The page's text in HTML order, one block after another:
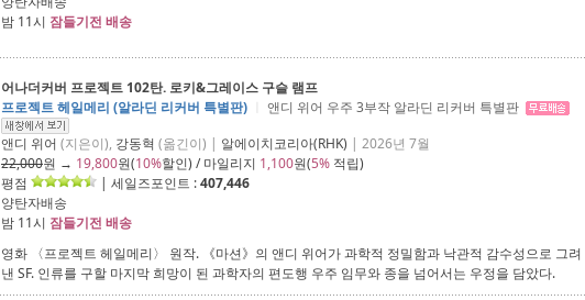
밤 11시 잠들기전 배송
어나더커버 프로젝트 102탄. 로키&그레이스 구슬 램프
프로젝트 헤일메리 (알라딘 리커버 특별판)
앤디 위어 우주 3부작 알라딘 리커버 특별판
앤디 위어 (지은이), 강동혁 (옮긴이) | 알에이치코리아(RHK) | 2026년 7월
22,000원 → 19,800원(10%할인) / 마일리지 1,100원(5% 적립)
평점
| 세일즈포인트 :407,446
양탄자배송
밤 11시 잠들기전 배송
영화 〈프로젝트 헤일메리〉 원작. 《마션》의 앤디 위어가 과학적 정밀함과 낙관적 감수성으로 그려
낸 SF. 인류를 구할 마지막 희망이 된 과학자의 편도행 우주 임무와 종을 넘어서는 우정을 담았다.